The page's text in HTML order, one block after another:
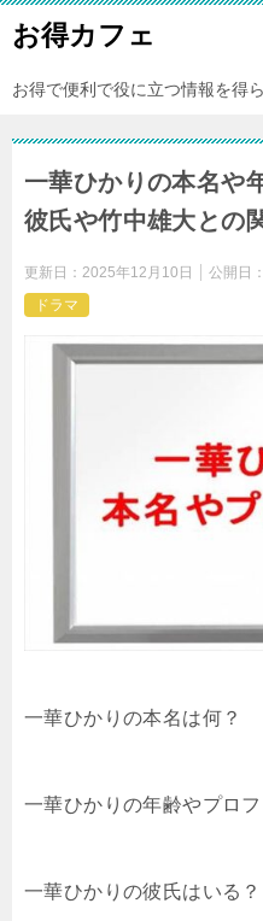
お得カフェ
お得で便利で役に立つ情報を得
一華ひかりの本名や
彼氏や竹中雄大との
更新日： 2025年12月10日 公開日：
ドラマ
一華ひかりの本名は何？
一華ひかりの年齢やプロ
一華ひかりの彼氏はいる？